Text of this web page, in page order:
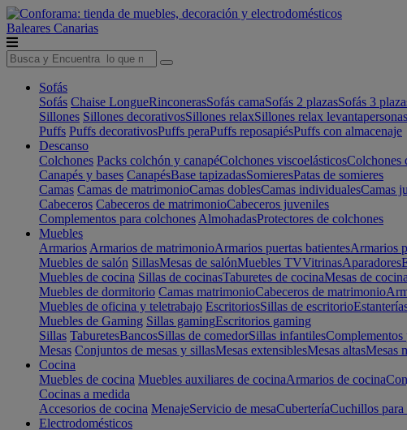
Baleares Canarias
Sofás
Sofás Chaise LongueRinconerasSofás camaSofás 2 plazasSofás 3
Sillones Sillones decorativosSillones relaxSillones relax levantapersonas
Puffs Puffs decorativosPuffs peraPuffs reposapiésPuffs con almacenaje
Descanso
Colchones Packs colchón y canapéColchones viscoelásticosColchones
Canapés y bases CanapésBase tapizadasSomieresPatas de somieres
Camas Camas de matrimonioCamas doblesCamas individualesCamas
Cabeceros Cabeceros de matrimonioCabeceros juveniles
Complementos para colchones AlmohadasProtectores de colchones
Muebles
Armarios Armarios de matrimonioArmarios puertas batientesArmarios
Muebles de salón SillasMesas de salónMuebles TVVitrinasAparadores
Muebles de cocina Sillas de cocinasTaburetes de cocinaMesas de cocina
Muebles de dormitorio Camas matrimonioCabeceros de matrimonio
Muebles de oficina y teletrabajo EscritoriosSillas de escritorio
Muebles de Gaming Sillas gamingEscritorios gaming
Sillas TaburetesBancosSillas de comedorSillas infantilesComplementos
Mesas Conjuntos de mesas y sillasMesas extensiblesMesas altasMesas
Cocina
Muebles de cocina Muebles auxiliares de cocinaArmarios de cocina
Cocinas a medida
Accesorios de cocina MenajeServicio de mesaCuberteríaCuchillos para
Electrodomésticos